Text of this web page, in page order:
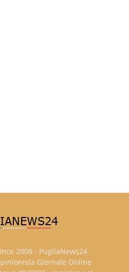
2008 - PugliaNews24
Giornale Online